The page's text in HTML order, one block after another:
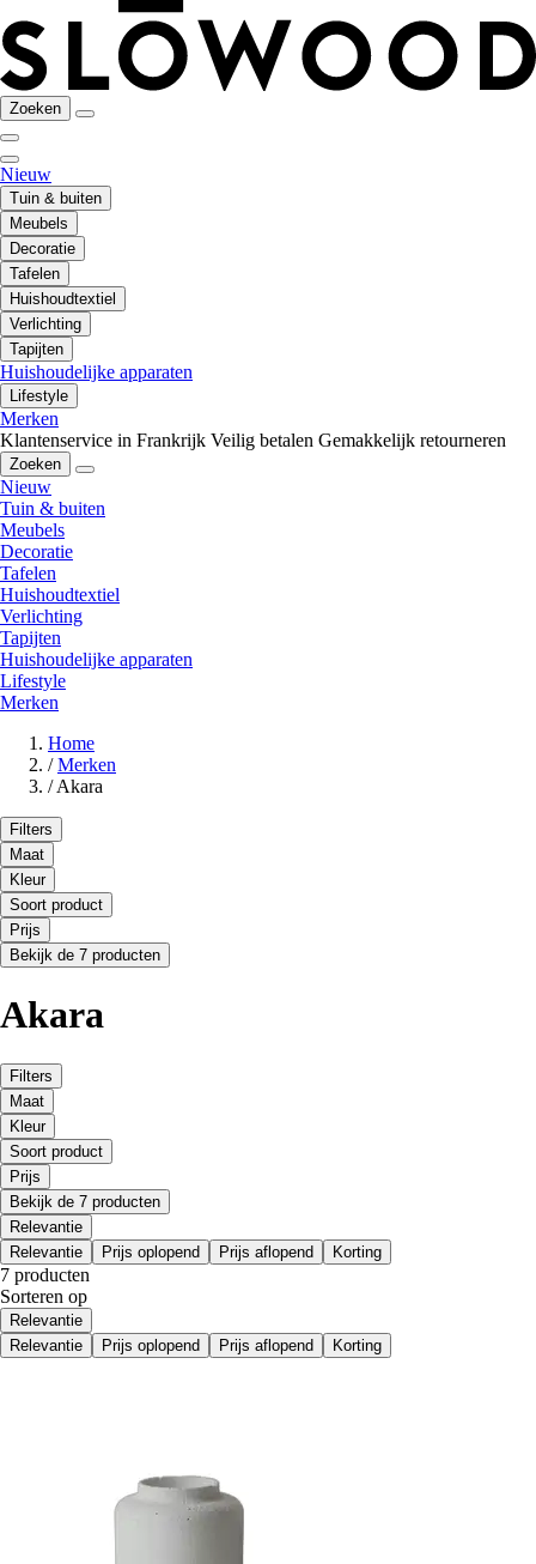
Zoeken
Nieuw
Tuin & buiten
Meubels
Decoratie
Tafelen
Huishoudtextiel
Verlichting
Tapijten
Huishoudelijke apparaten
Lifestyle
Merken
Klantenservice in Frankrijk Veilig betalen Gemakkelijk retourneren
Zoeken
Nieuw
Tuin & buiten
Meubels
Decoratie
Tafelen
Huishoudtextiel
Verlichting
Tapijten
Huishoudelijke apparaten
Lifestyle
Merken
Home
/ Merken
/ Akara
Filters
Maat
Kleur
Soort product
Prijs
Bekijk de 7 producten
Akara
Filters
Maat
Kleur
Soort product
Prijs
Bekijk de 7 producten
Relevantie
Relevantie
Prijs oplopend Prijs aflopend Korting
7 producten
Sorteren op
Relevantie
Relevantie
Prijs oplopend Prijs aflopend Korting